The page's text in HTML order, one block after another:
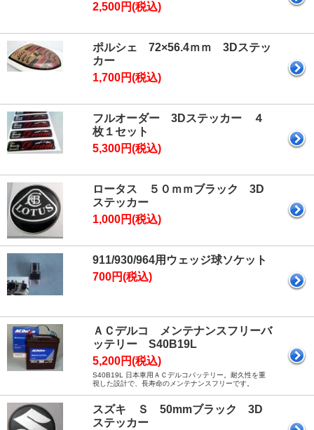
2,500円(税込)
ポルシェ 72×56.4ｍｍ 3Dステッ
カー
1,700円(税込)
フルオーダー 3Dステッカー ４
枚１セット
5,300円(税込)
ロータス ５０ｍｍブラック 3D
ステッカー
1,000円(税込)
911/930/964用ウェッジ球ソケット
700円(税込)
ＡＣデルコ メンテナンスフリーバ
ッテリー S40B19L
5,200円(税込)
S40B19L 日本車用ＡＣデルコバッテリー。耐久性を重
視した設計で、長寿命のメンテナンスフリーです。
スズキ Ｓ 50mmブラック 3D
ステッカー